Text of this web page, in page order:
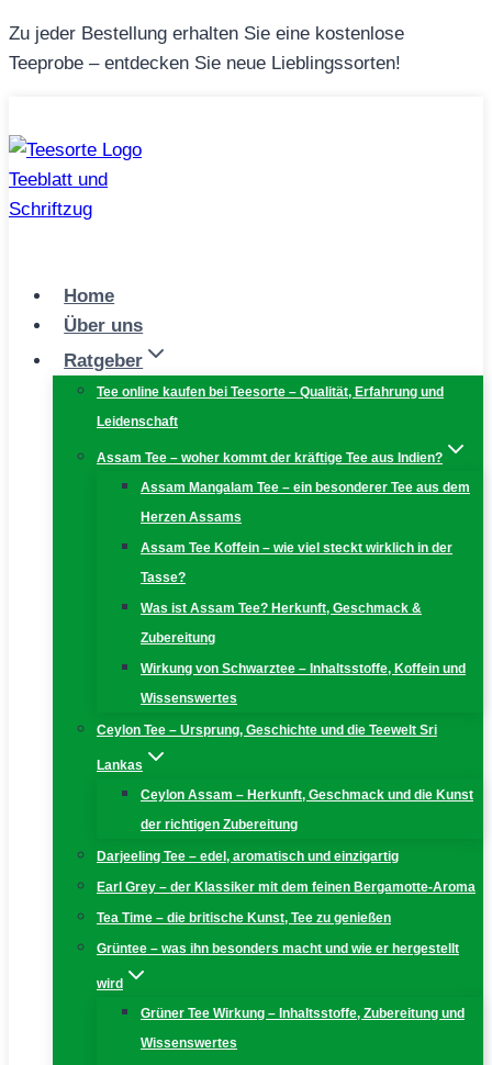
Zum
Inhalt
Zu jeder Bestellung erhalten Sie eine kostenlose
Teeprobe – entdecken Sie neue Lieblingssorten!
Home
Über uns
Ratgeber
Tee online kaufen bei Teesorte – Qualität, Erfahrung und
Leidenschaft
Assam Tee – woher kommt der kräftige Tee aus Indien?
Assam Mangalam Tee – ein besonderer Tee aus dem
Herzen Assams
Assam Tee Koffein – wie viel steckt wirklich in der
Tasse?
Was ist Assam Tee? Herkunft, Geschmack &
Zubereitung
Wirkung von Schwarztee – Inhaltsstoffe, Koffein und
Wissenswertes
Ceylon Tee – Ursprung, Geschichte und die Teewelt Sri
Lankas
Ceylon Assam – Herkunft, Geschmack und die Kunst
der richtigen Zubereitung
Darjeeling Tee – edel, aromatisch und einzigartig
Earl Grey – der Klassiker mit dem feinen Bergamotte-Aroma
Tea Time – die britische Kunst, Tee zu genießen
Grüntee – was ihn besonders macht und wie er hergestellt
wird
Grüner Tee Wirkung – Inhaltsstoffe, Zubereitung und
Wissenswertes